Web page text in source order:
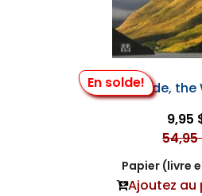
En solde!Irlande, the
9,95
54,95
Papier (livre
Ajoutez au